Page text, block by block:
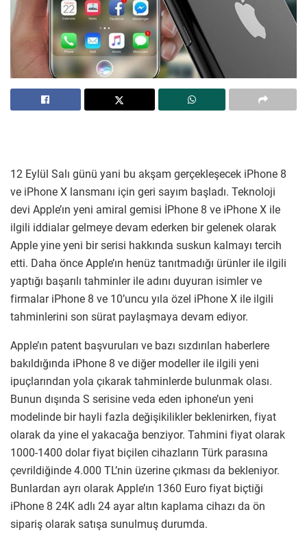
12 Eylül Salı günü yani bu akşam gerçekleşecek iPhone 8
ve iPhone X lansmanı için geri sayım başladı. Teknoloji
devi Apple’ın yeni amiral gemisi İPhone 8 ve iPhone X ile
ilgili iddialar gelmeye devam ederken bir gelenek olarak
Apple yine yeni bir serisi hakkında suskun kalmayı tercih
etti. Daha önce Apple’ın henüz tanıtmadığı ürünler ile ilgili
yaptığı başarılı tahminler ile adını duyuran isimler ve
firmalar iPhone 8 ve 10’uncu yıla özel iPhone X ile ilgili
tahminlerini son sürat paylaşmaya devam ediyor.
Apple’ın patent başvuruları ve bazı sızdırılan haberlere
bakıldığında iPhone 8 ve diğer modeller ile ilgili yeni
ipuçlarından yola çıkarak tahminlerde bulunmak olası.
Bunun dışında S serisine veda eden iphone’un yeni
modelinde bir hayli fazla değişikilikler beklenirken, fiyat
olarak da yine el yakacağa benziyor. Tahmini fiyat olarak
1000-1400 dolar fiyat biçilen cihazların Türk parasına
çevrildiğinde 4.000 TL’nin üzerine çıkması da bekleniyor.
Bunlardan ayrı olarak Apple’ın 1360 Euro fiyat biçtiği
iPhone 8 24K adlı 24 ayar altın kaplama cihazı da ön
sipariş olarak satışa sunulmuş durumda.